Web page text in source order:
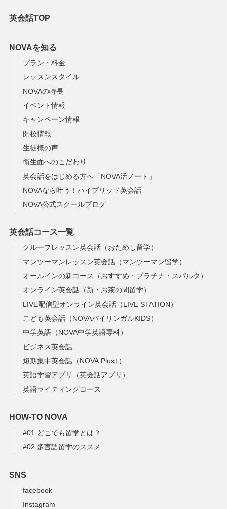
英会話TOP
NOVAを知る
プラン・料金
レッスンスタイル
NOVAの特長
イベント情報
キャンペーン情報
開校情報
生徒様の声
衛生面へのこだわり
英会話をはじめる方へ「NOVA活ノート」
NOVAなら叶う！ハイブリッド英会話
NOVA公式スクールブログ
英会話コース一覧
グループレッスン英会話（おためし留学）
マンツーマンレッスン英会話（マンツーマン留学）
オールインの新コース（おすすめ・プラチナ・スパルタ）
オンライン英会話（新・お茶の間留学）
LIVE配信型オンライン英会話（LIVE STATION）
こども英会話（NOVAバイリンガルKIDS）
中学英語（NOVA中学英語専科）
ビジネス英会話
短期集中英会話（NOVA Plus+）
英語学習アプリ（英会話アプリ）
英語ライティングコース
HOW-TO NOVA
#01 どこでも留学とは？
#02 多言語留学のススメ
SNS
facebook
Instagram